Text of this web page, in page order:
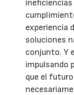
experiencia
soluciones
conjunto. Y
impulsando
que el